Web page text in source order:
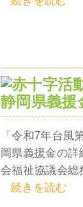
静岡県義援
「令和7年台
岡県義援金の
会福祉協議会
続きを読む